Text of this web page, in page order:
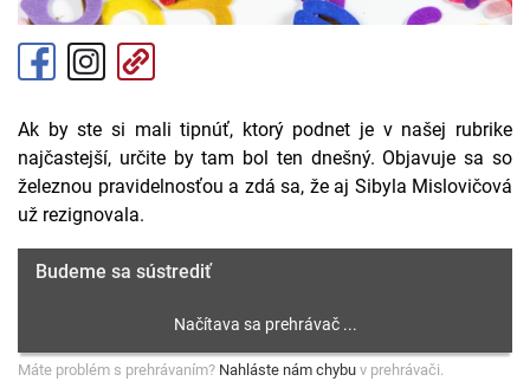
Ak by ste si mali tipnúť, ktorý podnet je v našej rubrike
najčastejší, určite by tam bol ten dnešný. Objavuje sa so
železnou pravidelnosťou a zdá sa, že aj Sibyla Mislovičová
už rezignovala.
Budeme sa sústrediť
Máte problém s prehrávaním? Nahláste nám chybu v prehrávači.